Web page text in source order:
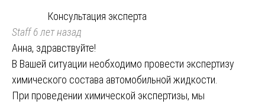
Консультация эксперта
Staff6 лет назад
Анна, здравствуйте!
В Вашей ситуации необходимо провести экспертизу
химического состава автомобильной жидкости.
При проведении химической экспертизы, мы